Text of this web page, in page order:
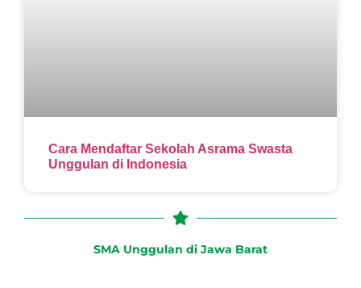
Cara Mendaftar Sekolah Asrama Swasta
Unggulan di Indonesia
SMA Unggulan di Jawa Barat